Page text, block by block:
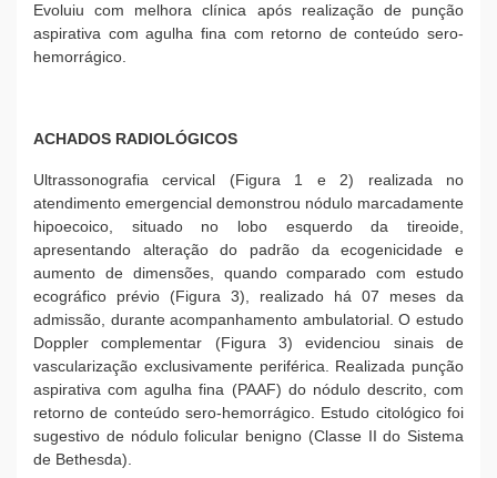
Evoluiu com melhora clínica após realização de punção
aspirativa com agulha fina com retorno de conteúdo sero-
hemorrágico.
ACHADOS RADIOLÓGICOS
Ultrassonografia cervical (Figura 1 e 2) realizada no
atendimento emergencial demonstrou nódulo marcadamente
hipoecoico, situado no lobo esquerdo da tireoide,
apresentando alteração do padrão da ecogenicidade e
aumento de dimensões, quando comparado com estudo
ecográfico prévio (Figura 3), realizado há 07 meses da
admissão, durante acompanhamento ambulatorial. O estudo
Doppler complementar (Figura 3) evidenciou sinais de
vascularização exclusivamente periférica. Realizada punção
aspirativa com agulha fina (PAAF) do nódulo descrito, com
retorno de conteúdo sero-hemorrágico. Estudo citológico foi
sugestivo de nódulo folicular benigno (Classe II do Sistema
de Bethesda).